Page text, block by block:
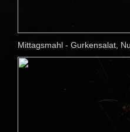
Mittagsmahl - Gurkensalat,